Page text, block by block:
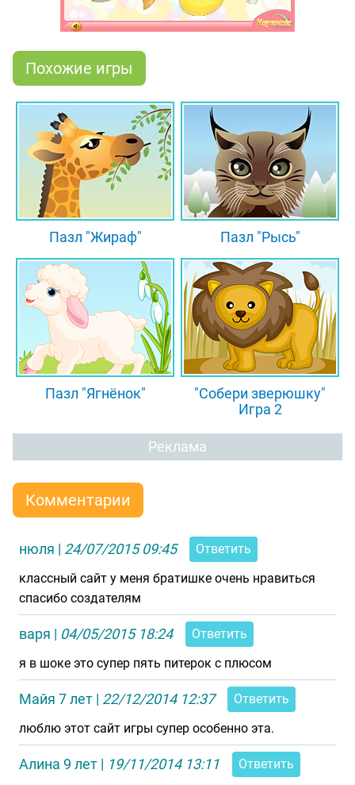
полюбоваться картинками с изображением
милого тигрёнка, весёлой коровки и уточки с
утёнком!
Похожие игры
Пазл "Жираф" Пазл "Рысь"
Пазл "Ягнёнок"
"Собери зверюшку"
Игра 2
Реклама
Комментарии
нюля | 24/07/2015 09:45
Ответить
классный сайт у меня братишке очень нравиться
спасибо создателям
варя | 04/05/2015 18:24
Ответить
я в шоке это супер пять питерок с плюсом
Майя 7 лет | 22/12/2014 12:37
Ответить
люблю этот сайт игры супер особенно эта.
Алина 9 лет | 19/11/2014 13:11
Ответить